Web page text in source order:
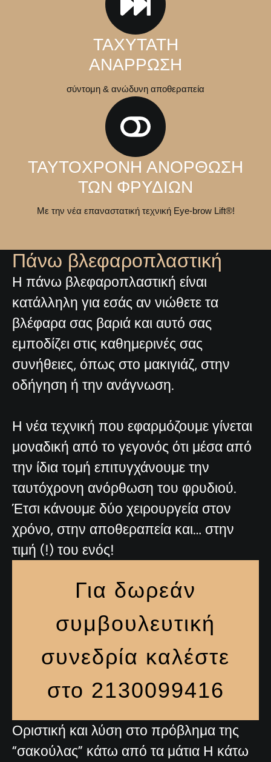
ΤΑΧΥΤΑΤΗ
ΑΝΑΡΡΩΣΗ
σύντομη & ανώδυνη αποθεραπεία
ΤΑΥΤΟΧΡΟΝΗ ΑΝΟΡΘΩΣΗ
ΤΩΝ ΦΡΥΔΙΩΝ
Με την νέα επαναστατική τεχνική Eye-brow Lift®!
Πάνω βλεφαροπλαστική
Η πάνω βλεφαροπλαστική είναι
κατάλληλη για εσάς αν νιώθετε τα
βλέφαρα σας βαριά και αυτό σας
εμποδίζει στις καθημερινές σας
συνήθειες, όπως στο μακιγιάζ, στην
οδήγηση ή την ανάγνωση.
Η νέα τεχνική που εφαρμόζουμε γίνεται
μοναδική από το γεγονός ότι μέσα από
την ίδια τομή επιτυγχάνουμε την
ταυτόχρονη ανόρθωση του φρυδιού.
Έτσι κάνουμε δύο χειρουργεία στον
χρόνο, στην αποθεραπεία και… στην
τιμή (!) του ενός!
Για δωρεάν
συμβουλευτική
συνεδρία καλέστε
στο 2130099416
Οριστική και λύση στο πρόβλημα της
“σακούλας” κάτω από τα μάτια Η κάτω